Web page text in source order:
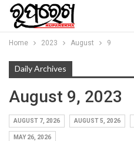
Home 2023 August 9
Daily Archives
August 9, 2023
AUGUST 7, 2026 AUGUST 5, 2026
MAY 26, 2026